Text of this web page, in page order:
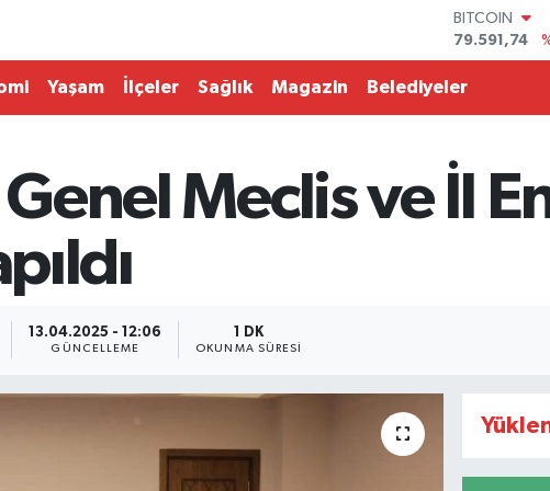
BITCOIN
79.591,74
DOLAR
45,43620
61,60380
G.ALTIN
Yaşam İlçeler Sağlık Magazin Belediyeler
Meclis ve İl
13.04.2025 - 12:06
GÜNCELLEME
1 DK
OKUNMA SÜRESI